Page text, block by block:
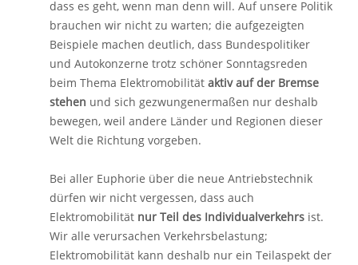
dass es geht, wenn man denn will. Auf unsere Politik
brauchen wir nicht zu warten; die aufgezeigten
Beispiele machen deutlich, dass Bundespolitiker
und Autokonzerne trotz schöner Sonntagsreden
beim Thema Elektromobilität aktiv auf der Bremse
stehen und sich gezwungenermaßen nur deshalb
bewegen, weil andere Länder und Regionen dieser
Welt die Richtung vorgeben.
Bei aller Euphorie über die neue Antriebstechnik
dürfen wir nicht vergessen, dass auch
Elektromobilität nur Teil des Individualverkehrs ist.
Wir alle verursachen Verkehrsbelastung;
Elektromobilität kann deshalb nur ein Teilaspekt der